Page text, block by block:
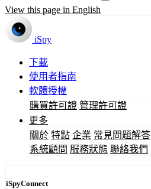
View this page in English
iSpy
下載
使用者指南
軟體授權
購買許可證 管理許可證
更多
關於 特點 企業 常見問題解答
系統顧問 服務狀態 聯絡我們
iSpyConnect